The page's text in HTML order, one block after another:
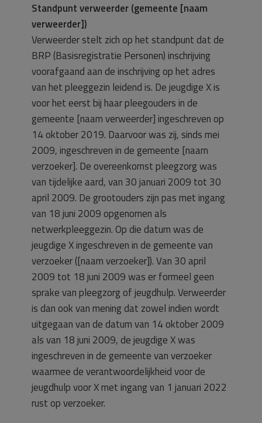
Standpunt verweerder (gemeente [naam
verweerder])
Verweerder stelt zich op het standpunt dat de
BRP (Basisregistratie Personen) inschrijving
voorafgaand aan de inschrijving op het adres
van het pleeggezin leidend is. De jeugdige X is
voor het eerst bij haar pleegouders in de
gemeente [naam verweerder] ingeschreven op
14 oktober 2019. Daarvoor was zij, sinds mei
2009, ingeschreven in de gemeente [naam
verzoeker]. De overeenkomst pleegzorg was
van tijdelijke aard, van 30 januari 2009 tot 30
april 2009. De grootouders zijn pas met ingang
van 18 juni 2009 opgenomen als
netwerkpleeggezin. Op die datum was de
jeugdige X ingeschreven in de gemeente van
verzoeker ([naam verzoeker]). Van 30 april
2009 tot 18 juni 2009 was er formeel geen
sprake van pleegzorg of jeugdhulp. Verweerder
is dan ook van mening dat zowel indien wordt
uitgegaan van de datum van 14 oktober 2009
als van 18 juni 2009, de jeugdige X was
ingeschreven in de gemeente van verzoeker
waarmee de verantwoordelijkheid voor de
jeugdhulp voor X met ingang van 1 januari 2022
rust op verzoeker.